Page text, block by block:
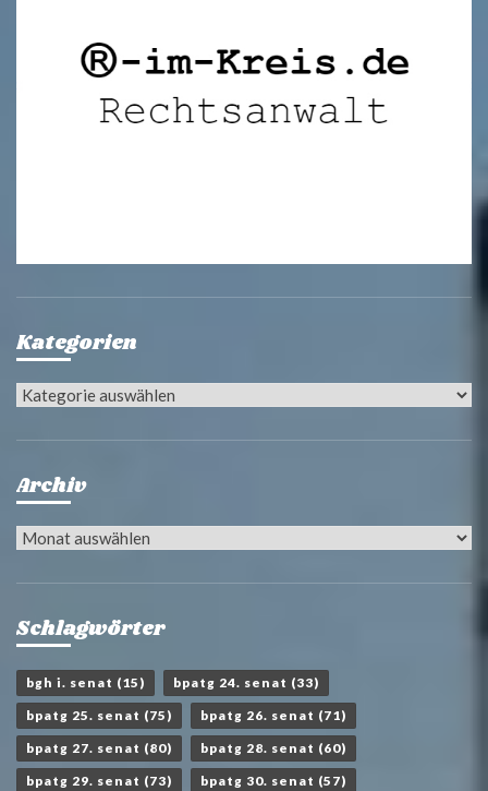
Kategorien
Kategorien
Archiv
Archiv
Schlagwörter
bgh i. senat (15) bpatg 24. senat (33)
bpatg 25. senat (75) bpatg 26. senat (71)
bpatg 27. senat (80) bpatg 28. senat (60)
bpatg 29. senat (73) bpatg 30. senat (57)